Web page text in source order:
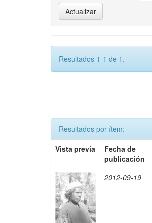
Resultados 1-1 de 1.
Resultados por ítem:
Vista previa
Fecha de
publicación
2012-09-19